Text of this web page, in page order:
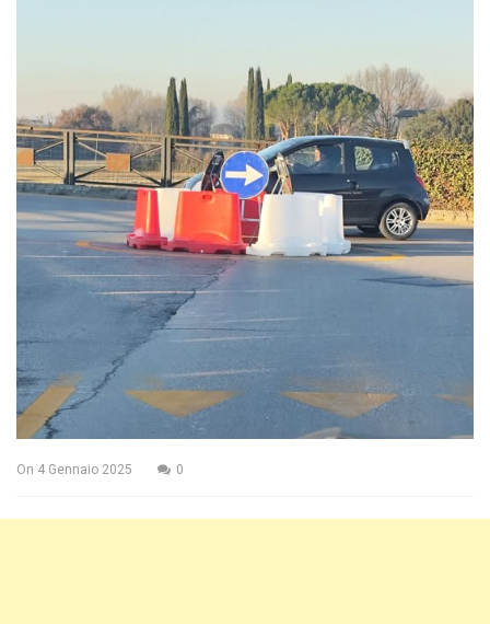
On 4 Gennaio 2025 0